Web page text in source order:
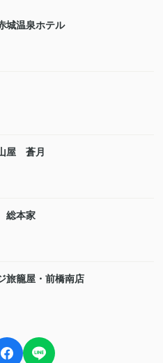
城温泉ホテル
屋 蒼月
本家
旅籠屋・前橋南店